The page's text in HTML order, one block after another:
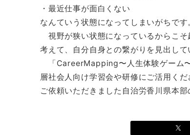
・最近仕事が面白くない
なんていう状態になってしまいがちです
視野が狭い状態になっているからこそ
考えて、自分自身との繋がりを見出し
「CareerMapping〜人生体験ゲーム
層社会人向け学習会や研修にご活用くだ
ご依頼いただきました自治労香川県本